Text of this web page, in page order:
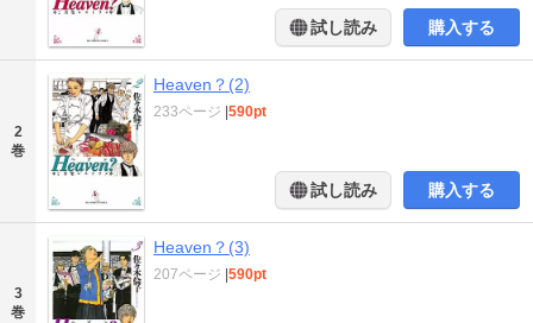
試し読み 購入する
2
巻
Heaven？(2)
233ページ 590pt
試し読み 購入する
3
巻
Heaven？(3)
207ページ 590pt